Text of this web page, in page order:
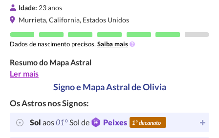
Idade: 23 anos
Murrieta, California, Estados Unidos
Dados de nascimento precisos. Saiba mais
Resumo do Mapa Astral
Ler mais
Signo e Mapa Astral de Olivia
Os Astros nos Signos:
Sol aos01°Sol de Peixes 1º decanato